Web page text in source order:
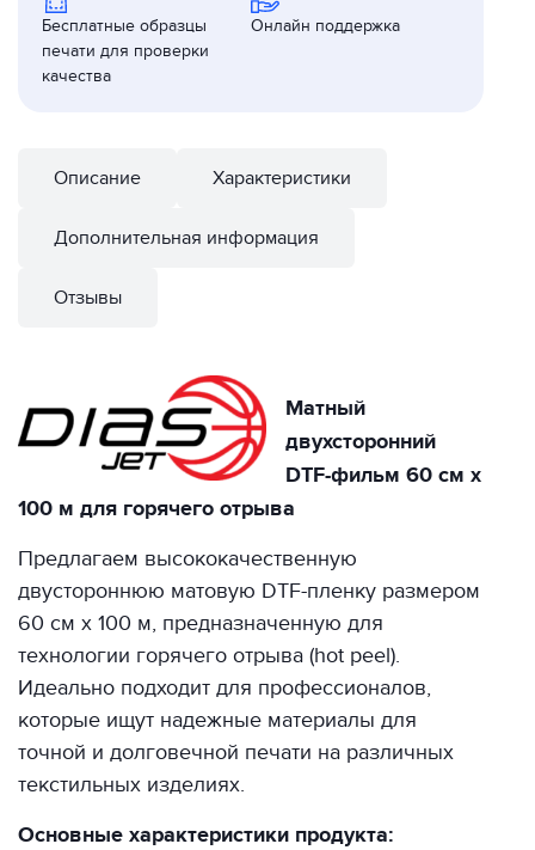
Бесплатные образцы
печати для проверки
качества
Онлайн поддержка
Описание Характеристики
Дополнительная информация
Отзывы
Матный
двухсторонний
DTF-фильм 60 см x
100 м для горячего отрыва
Предлагаем высококачественную
двустороннюю матовую DTF-пленку размером
60 см x 100 м, предназначенную для
технологии горячего отрыва (hot peel).
Идеально подходит для профессионалов,
которые ищут надежные материалы для
точной и долговечной печати на различных
текстильных изделиях.
Основные характеристики продукта: